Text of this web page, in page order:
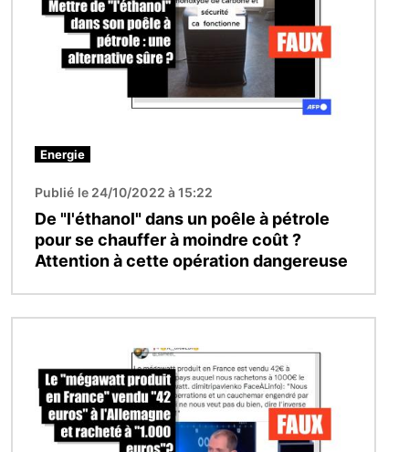
Energie
Publié le 24/10/2022 à 15:22
De "l'éthanol" dans un poêle à pétrole
pour se chauffer à moindre coût ?
Attention à cette opération dangereuse